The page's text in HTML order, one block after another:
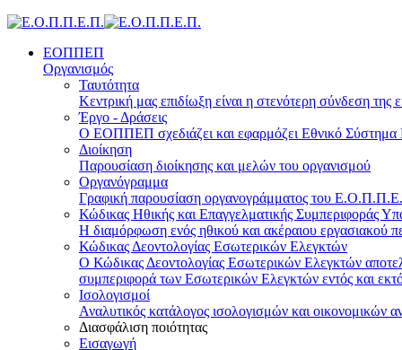
ΕΟΠΠΕΠ
Οργανισμός
Ταυτότητα
Κεντρική μας επιδίωξη είναι η στενότερη σύνδεση της
Έργο - Δράσεις
Ο ΕΟΠΠΕΠ σχεδιάζει και εφαρμόζει Eθνικό Σύστημα
Διοίκηση
Παρουσίαση διοίκησης και μελών του οργανισμού
Οργανόγραμμα
Γραφική παρουσίαση οργανογράμματος του
Κώδικας Ηθικής και Επαγγελματικής Συμπεριφοράς
Η διαμόρφωση ενός ηθικού και ακέραιου εργασιακού
Κώδικας Δεοντολογίας Εσωτερικών Ελεγκτών
Ο Κώδικας Δεοντολογίας Εσωτερικών Ελεγκτών
συμπεριφορά των Εσωτερικών Ελεγκτών εντός και
Ισολογισμοί
Αναλυτικός κατάλογος ισολογισμών και οικονομικών
Διασφάλιση ποιότητας
Εισαγωγή